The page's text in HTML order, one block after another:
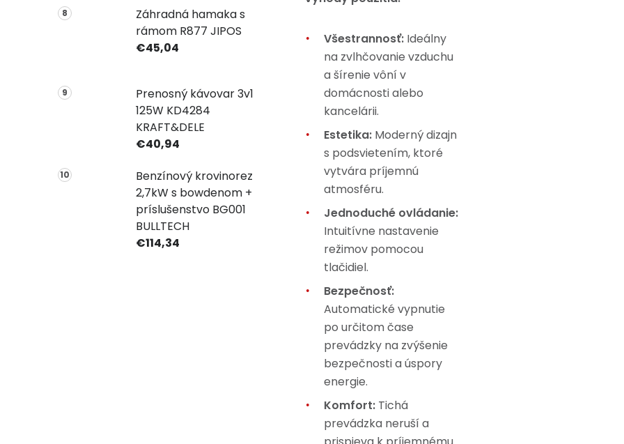
Záhradná hamaka s
rámom R877 JIPOS
€45,04
Prenosný kávovar 3v1
125W KD4284
KRAFT&DELE
€40,94
Benzínový krovinorez
2,7kW s bowdenom +
príslušenstvo BG001
BULLTECH
€114,34
Všestrannosť: Ideálny
na zvlhčovanie vzduchu
a šírenie vôní v
domácnosti alebo
kancelárii.
Estetika: Moderný dizajn
s podsvietením, ktoré
vytvára príjemnú
atmosféru.
Jednoduché ovládanie:
Intuitívne nastavenie
režimov pomocou
tlačidiel.
Bezpečnosť:
Automatické vypnutie
po určitom čase
prevádzky na zvýšenie
bezpečnosti a úspory
energie.
Komfort: Tichá
prevádzka neruší a